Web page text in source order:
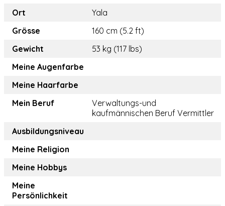
Ort
Yala
Grösse
160 cm (5.2 ft)
Gewicht
53 kg (117 lbs)
Meine Augenfarbe
Meine Haarfarbe
Mein Beruf
Verwaltungs-und
kaufmännischen Beruf Vermittler
Ausbildungsniveau
Meine Religion
Meine Hobbys
Meine
Persönlichkeit